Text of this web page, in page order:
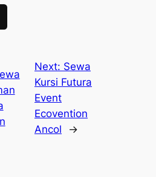
Next: Sewa
Kursi Futura
Event
Ecovention
Ancol
→